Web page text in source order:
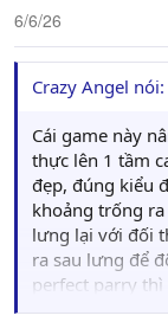
6/6/26
Crazy Angel nói:
Cái game này
thực lên 1 tầm
đẹp, đúng kiểu
khoảng trống
lưng lại với đối
ra sau lưng để
perfect parry
giữ được stand,